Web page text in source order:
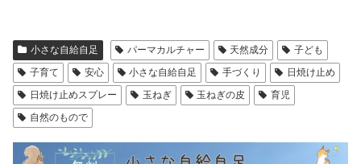
小さな自給自足 パーマカルチャー 天然成分
子ども
子育て
安心 小さな自給自足 手づくり
日焼け止め
日焼け止めスプレー
玉ねぎ 玉ねぎの皮
育児
自然のもので